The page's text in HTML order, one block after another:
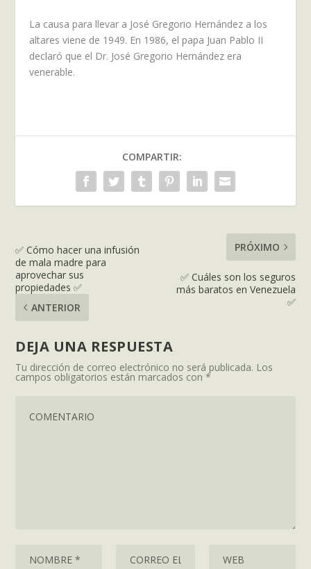
La causa para llevar a José Gregorio Hernández a los
altares viene de 1949. En 1986, el papa Juan Pablo II
declaró que el Dr. José Gregorio Hernández era
venerable.
COMPARTIR:
✅ Cómo hacer una infusión
de mala madre para
aprovechar sus
propiedades ✅
ANTERIOR
PRÓXIMO
✅ Cuáles son los seguros
más baratos en Venezuela
✅
DEJA UNA RESPUESTA
Tu dirección de correo electrónico no será publicada. Los
campos obligatorios están marcados con*